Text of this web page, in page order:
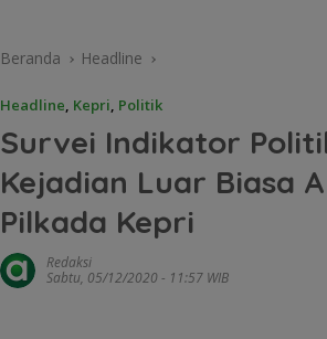
Beranda Headline
Headline, Kepri, Politik
Survei Indikator
Kejadian Luar Biasa
Pilkada Kepri
Redaksi
Sabtu, 05/12/2020 - 11:57 WIB